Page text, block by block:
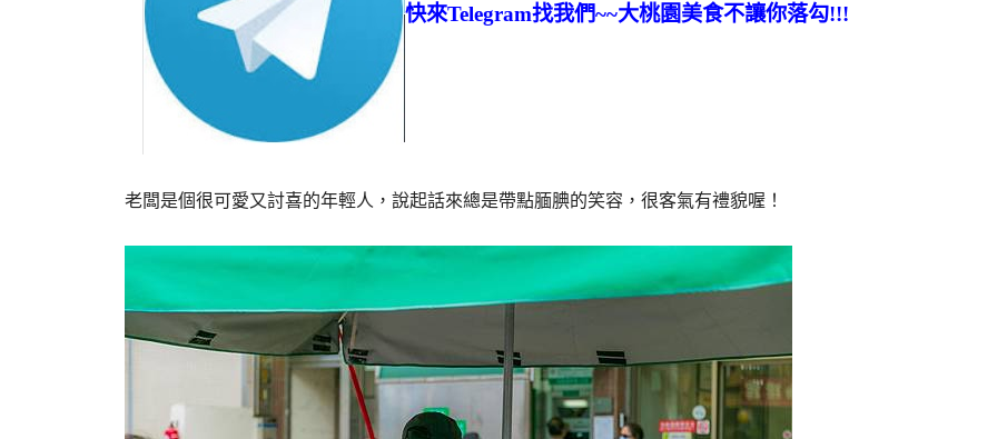
快來Telegram找我們~~大桃園美食不讓你落勾!!!
老闆是個很可愛又討喜的年輕人，說起話來總是帶點腼腆的笑容，很客氣有禮貌喔！